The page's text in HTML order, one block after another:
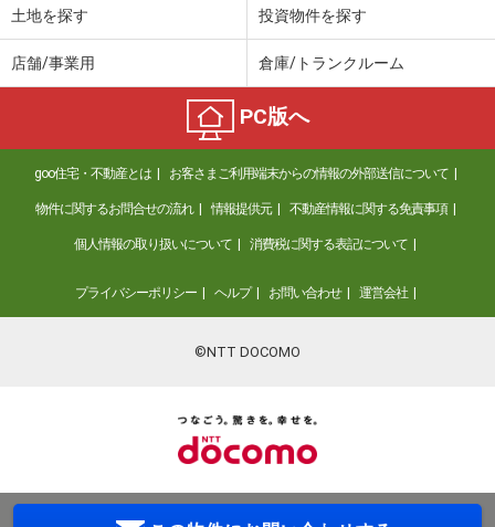
土地を探す 投資物件を探す
店舗/事業用 倉庫/トランクルーム
PC版へ
goo住宅・不動産とは お客さまご利用端末からの情報の外部送信について
物件に関するお問合せの流れ 情報提供元 不動産情報に関する免責事項
個人情報の取り扱いについて 消費税に関する表記について
プライバシーポリシー ヘルプ お問い合わせ 運営会社
©NTT DOCOMO